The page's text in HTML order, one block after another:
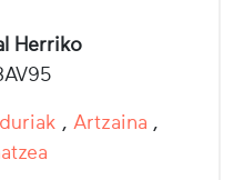
Herriko
, Artzaina ,